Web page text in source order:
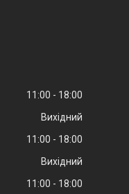
11:00
18:00
Вихідний
11:00
18:00
Вихідний
11:00
18:00